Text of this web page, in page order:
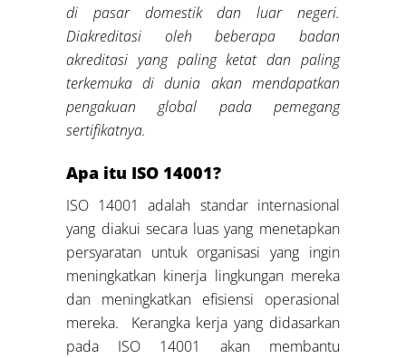
di pasar domestik dan luar negeri.
Diakreditasi oleh beberapa badan
akreditasi yang paling ketat dan paling
terkemuka di dunia akan mendapatkan
pengakuan global pada pemegang
sertifikatnya.
Apa itu ISO 14001?
ISO 14001 adalah standar internasional
yang diakui secara luas yang menetapkan
persyaratan untuk organisasi yang ingin
meningkatkan kinerja lingkungan mereka
dan meningkatkan efisiensi operasional
mereka. Kerangka kerja yang didasarkan
pada ISO 14001 akan membantu